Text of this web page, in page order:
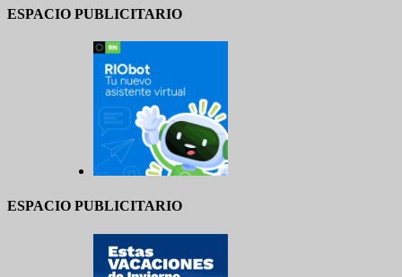
ESPACIO PUBLICITARIO
ESPACIO PUBLICITARIO